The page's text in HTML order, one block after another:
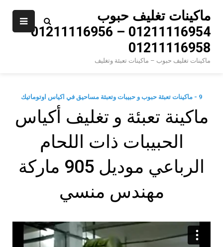
content
ماكينات تغليف حبوب
01211116954 – 01211116956 –
01211116958
ماكينات تغليف حبوب – ماكينات تعبئة وتغليف
9 - ماكينات تعبئة حبوب و حبيبات وتعبئة مساحيق في اكياس اوتوماتيك
ماكينة تعبئة و تغليف أكياس
الحبيبات ذات اللحام
الرباعي موديل 905 ماركة
مهندس منسي